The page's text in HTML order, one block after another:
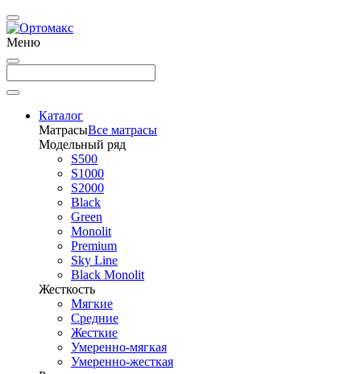
Меню
Каталог
МатрасыВсе матрасы
Модельный ряд
S500
S1000
S2000
Black
Green
Monolit
Premium
Sky Line
Black Monolit
Жесткость
Мягкие
Средние
Жесткие
Умеренно-мягкая
Умеренно-жесткая